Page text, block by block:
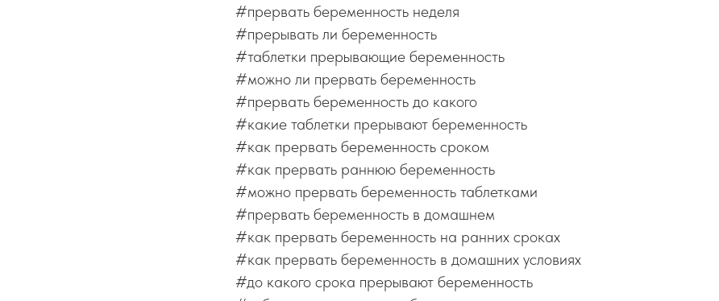
#прервать беременность неделя
#прерывать ли беременность
#таблетки прерывающие беременность
#можно ли прервать беременность
#прервать беременность до какого
#какие таблетки прерывают беременность
#как прервать беременность сроком
#как прервать раннюю беременность
#можно прервать беременность таблетками
#прервать беременность в домашнем
#как прервать беременность на ранних сроках
#как прервать беременность в домашних условиях
#до какого срока прерывают беременность